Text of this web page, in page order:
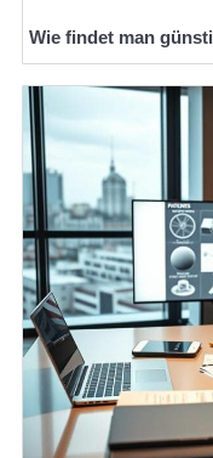
Wie findet man